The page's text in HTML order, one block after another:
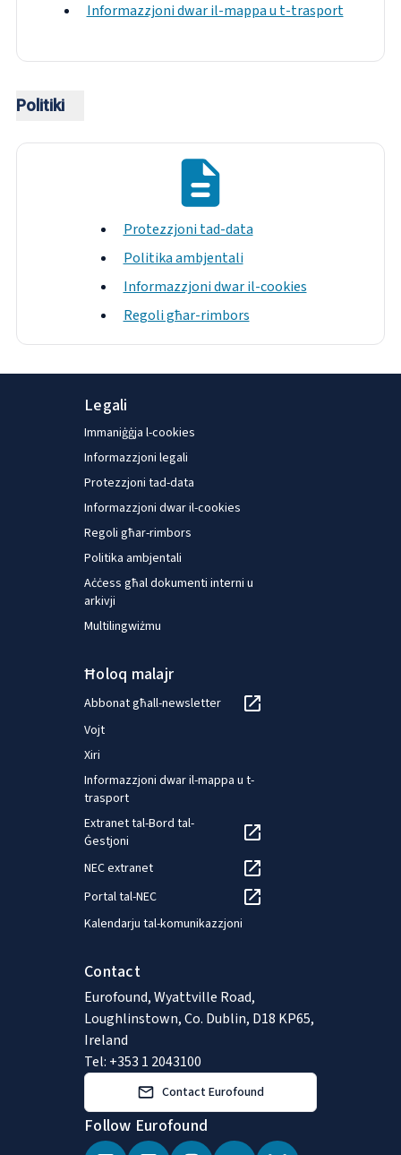
Informazzjoni dwar il-mappa u t-trasport
Politiki
Protezzjoni tad-data
Politika ambjentali
Informazzjoni dwar il-cookies
Regoli għar-rimbors
Legali
Immaniġġja l-cookies
Informazzjoni legali
Protezzjoni tad-data
Informazzjoni dwar il-cookies
Regoli għar-rimbors
Politika ambjentali
Aċċess għal dokumenti interni u
arkivji
Multilingwiżmu
Ħoloq malajr
Abbonat għall-newsletter
Vojt
Xiri
Informazzjoni dwar il-mappa u t-
trasport
Extranet tal-Bord tal-
Ġestjoni
NEC extranet
Portal tal-NEC
Kalendarju tal-komunikazzjoni
Contact
Eurofound, Wyattville Road,
Loughlinstown, Co. Dublin, D18 KP65,
Ireland
Tel: +353 1 2043100
Contact Eurofound
Follow Eurofound